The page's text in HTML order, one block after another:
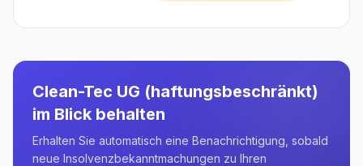
Clean-Tec UG (haftungsbeschränkt)
im Blick behalten
Erhalten Sie automatisch eine Benachrichtigung, sobald
neue Insolvenzbekanntmachungen zu Ihren